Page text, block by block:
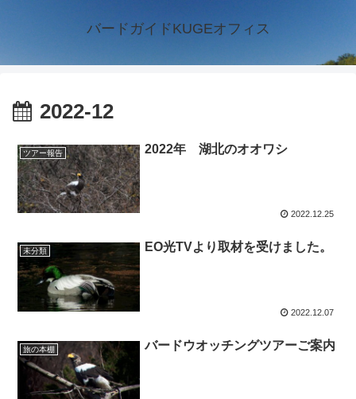
バードガイドKUGEオフィス
2022-12
ツアー報告 2022年 湖北のオオワシ
2022.12.25
未分類 EO光TVより取材を受けました。
2022.12.07
旅の本棚 バードウオッチングツアーご案内